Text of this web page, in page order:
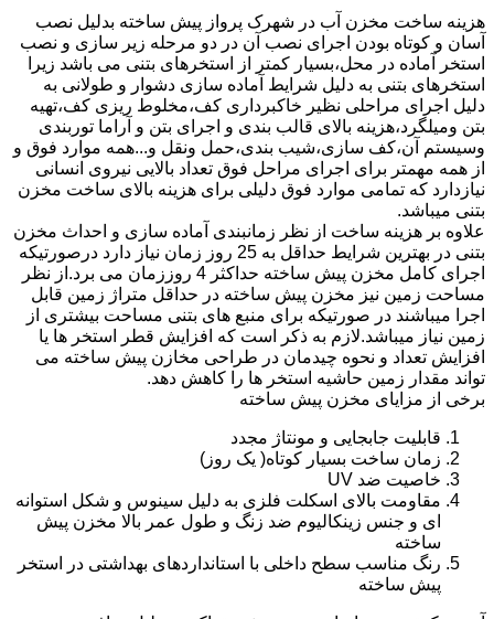
هزینه ساخت مخزن آب در شهرک پرواز پیش ساخته بدلیل نصب
آسان و کوتاه بودن اجرای نصب آن در دو مرحله زیر سازی و نصب
استخر آماده در محل،بسیار کمتر از استخرهای بتنی می باشد زیرا
استخرهای بتنی به دلیل شرایط آماده سازی دشوار و طولانی به
دلیل اجرای مراحلی نظیر خاکبرداری کف،مخلوط ریزی کف،تهیه
بتن ومیلگرد،هزینه بالای قالب بندی و اجرای بتن و آراما توربندی
وسیستم آن،کف سازی،شیب بندی،حمل ونقل و...همه موارد فوق و
از همه مهمتر برای اجرای مراحل فوق تعداد بالایی نیروی انسانی
نیازدارد که تمامی موارد فوق دلیلی برای هزینه بالای ساخت مخزن
بتنی میباشد.
علاوه بر هزینه ساخت از نظر زمانبندی آماده سازی و احداث مخزن
بتنی در بهترین شرایط حداقل به 25 روز زمان نیاز دارد درصورتیکه
اجرای کامل مخزن پیش ساخته حداکثر 4 روززمان می برد.از نظر
مساحت زمین نیز مخزن پیش ساخته در حداقل متراژ زمین قابل
اجرا میباشند در صورتیکه برای منبع های بتنی مساحت بیشتری از
زمین نیاز میباشد.لازم به ذکر است که افزایش قطر استخر ها یا
افزایش تعداد و نحوه چیدمان در طراحی مخازن پیش ساخته می
تواند مقدار زمین حاشیه استخر ها را کاهش دهد.
برخی از مزایای مخزن پیش ساخته
قابلیت جابجایی و مونتاژ مجدد
زمان ساخت بسیار کوتاه( یک روز)
خاصیت ضد UV
مقاومت بالای اسکلت فلزی به دلیل سینوس و شکل استوانه
ای و جنس زینکالیوم ضد زنگ و طول عمر بالا مخزن پیش
ساخته
رنگ مناسب سطح داخلی با استانداردهای بهداشتی در استخر
پیش ساخته